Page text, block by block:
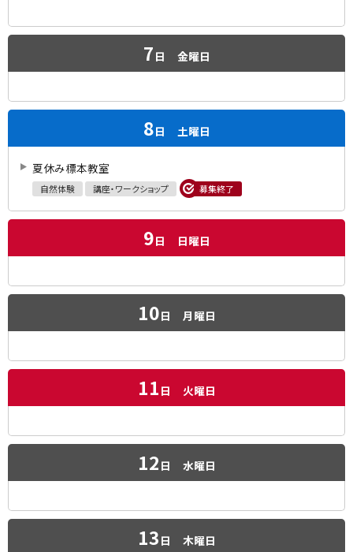
7 日 金曜日
8日 土曜日
夏休み標本教室
自然体験 講座・ワークショップ 募集終了
9日 日曜日
10日 月曜日
11 日 火曜日
12 日 水曜日
13 日 木曜日